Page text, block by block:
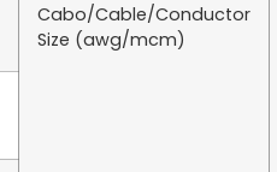
Cabo/Cable/Conductor
Size (awg/mcm)